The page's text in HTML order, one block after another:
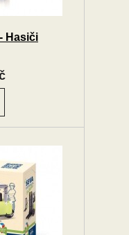
Hasiči